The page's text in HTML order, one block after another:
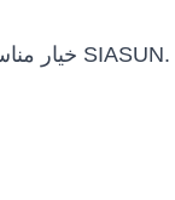
SIASUN SR500A-500-2.52 (SR500A-500/2.52) خيار مناسب للفرق التي تريد تقييم أو شراء أو نشر حلول روبوتية احترافية ضمن SIASUN.